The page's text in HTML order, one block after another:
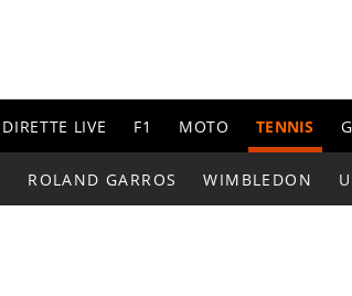
DIRETTE LIVE F1 MOTO TENNIS
ROLAND GARROS WIMBLEDON